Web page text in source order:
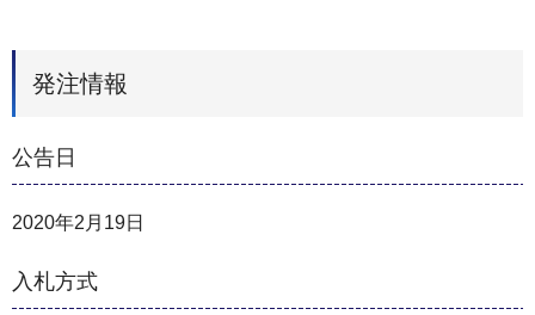
発注情報
公告日
2020年2月19日
入札方式